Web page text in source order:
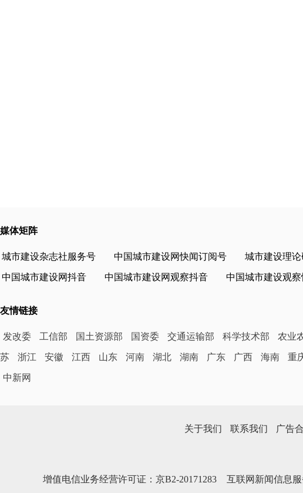
媒体矩阵
城市建设杂志社服务号 中国城市建设网快闻订阅号 城市建设理
中国城市建设网抖音 中国城市建设网观察抖音 中国城市建设观
友情链接
发改委 工信部 国土资源部 国资委 交通运输部 科学技术部 农业
苏 浙江 安徽 江西 山东 河南 湖北 湖南 广东 广西 海南 重
中新网
关于我们 联系我们 广告
增值电信业务经营许可证：京B2-20171283 互联网新闻信息服